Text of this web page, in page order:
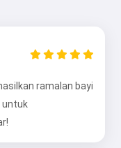
ramalan bayi
untuk